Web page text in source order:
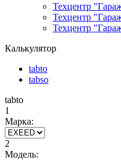
Техцентр
Техцентр
Техцентр
Калькулятор
tabto
tabso
tabto
1
Марка:
2
Модель: